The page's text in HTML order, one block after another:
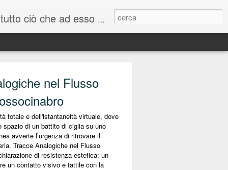
esso può relazionarsi.
nel Flusso
totale e dell'istantaneità virtuale, dove
spazio di un battito di ciglia su uno
avverte l’urgenza di ritrovare il
Tracce Analogiche nel Flusso
di resistenza estetica: un
un contatto visivo e tattile con la